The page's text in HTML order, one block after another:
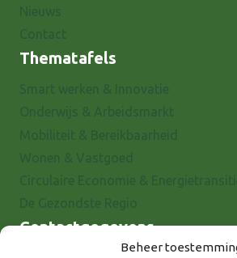
Beheer
Thematafels
Contactgegevens